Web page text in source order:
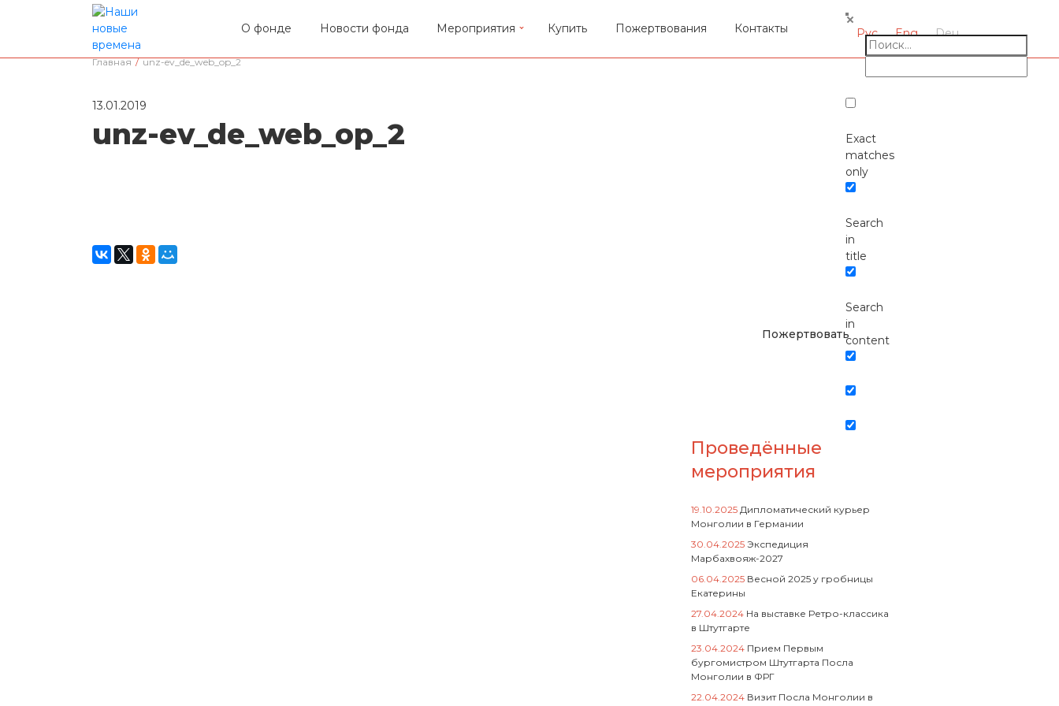
О фонде Новости фонда Мероприятия Купить Пожертвования Контакты
Exact
matches
only
Search
in
title
Search
in
content
Рус Eng Deu
Главная / unz-ev_de_web_op_2
13.01.2019
unz-ev_de_web_op_2
Окажите поддержку
русcким проектам в
Пожертвовать
Проведённые
мероприятия
19.10.2025 Дипломатический курьер
Монголии в Германии
30.04.2025 Экспедиция
Марбахвояж-2027
06.04.2025 Весной 2025 у гробницы
Екатерины
27.04.2024 На выставке Ретро-классика
в Штутгарте
23.04.2024 Прием Первым
бургомистром Штутгарта Посла
Монголии в ФРГ
22.04.2024 Визит Посла Монголии в